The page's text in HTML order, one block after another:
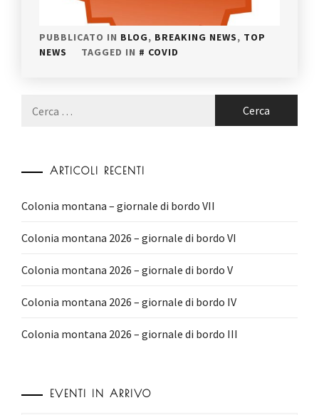
PUBBLICATO IN BLOG, BREAKING NEWS, TOP
NEWS
TAGGED IN COVID
per:
ARTICOLI RECENTI
Colonia montana – giornale di bordo VII
Colonia montana 2026 – giornale di bordo VI
Colonia montana 2026 – giornale di bordo V
Colonia montana 2026 – giornale di bordo IV
Colonia montana 2026 – giornale di bordo III
EVENTI IN ARRIVO